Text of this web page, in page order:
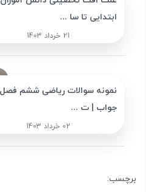
ابتدایی تا سا ...
21 خرداد 1403
جواب | ت ...
02 خرداد 1403
برچسب: